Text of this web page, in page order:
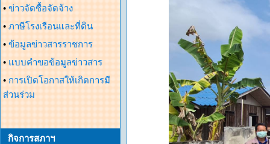
• ข่าวจัดซื้อจัดจ้าง
• ภาษีโรงเรือนและที่ดิน
• ข้อมูลข่าวสารราชการ
• แบบคำขอข้อมูลข่าวสาร
• การเปิดโอกาสให้เกิดการมี
ส่วนร่วม
กิจการสภาฯ